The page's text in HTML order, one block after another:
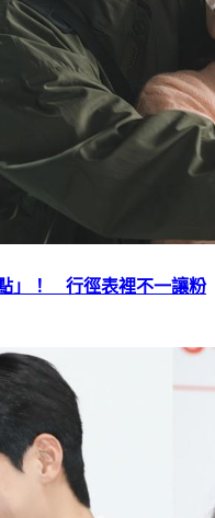
」！ 行徑表裡不一讓粉